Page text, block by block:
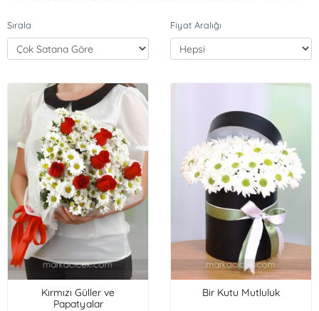
Sırala Fiyat Aralığı
Kırmızı Güller ve
Papatyalar
Bir Kutu Mutluluk